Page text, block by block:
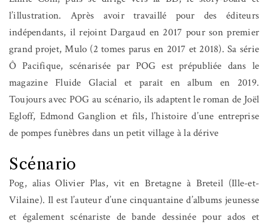
l’illustration. Après avoir travaillé pour des éditeurs
indépendants, il rejoint Dargaud en 2017 pour son premier
grand projet, Mulo (2 tomes parus en 2017 et 2018). Sa série
Ô Pacifique, scénarisée par POG est prépubliée dans le
magazine Fluide Glacial et paraît en album en 2019.
Toujours avec POG au scénario, ils adaptent le roman de Joël
Egloff, Edmond Ganglion et fils, l’histoire d’une entreprise
de pompes funèbres dans un petit village à la dérive
Scénario
Pog, alias Olivier Plas, vit en Bretagne à Breteil (Ille-et-
Vilaine). Il est l’auteur d’une cinquantaine d’albums jeunesse
et également scénariste de bande dessinée pour ados et